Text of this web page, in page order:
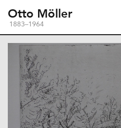
Otto Möller
1883–1964